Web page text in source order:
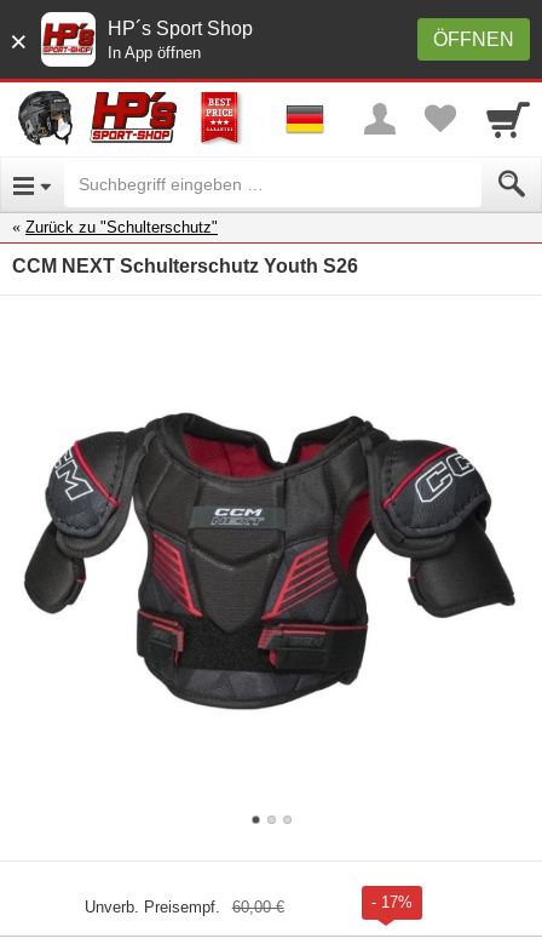
× ÖFFNEN
HP´s Sport Shop
In App öffnen
Zurück zu "Schulterschutz"
CCM NEXT Schulterschutz Youth S26
Unverb. Preisempf. 60,00 € - 17%